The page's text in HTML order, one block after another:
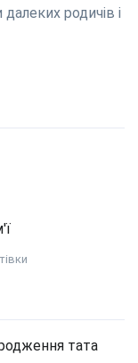
родичів і
тата